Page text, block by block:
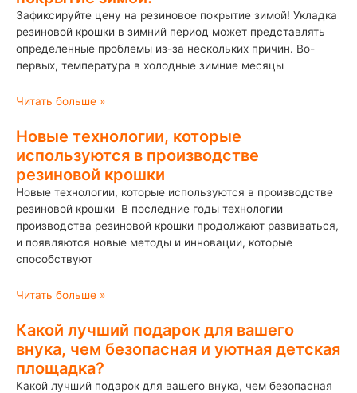
Зафиксируйте цену на резиновое покрытие зимой! Укладка
резиновой крошки в зимний период может представлять
определенные проблемы из-за нескольких причин. Во-
первых, температура в холодные зимние месяцы
Читать больше »
Новые технологии, которые
используются в производстве
резиновой крошки
Новые технологии, которые используются в производстве
резиновой крошки В последние годы технологии
производства резиновой крошки продолжают развиваться,
и появляются новые методы и инновации, которые
способствуют
Читать больше »
Какой лучший подарок для вашего
внука, чем безопасная и уютная детская
площадка?
Какой лучший подарок для вашего внука, чем безопасная